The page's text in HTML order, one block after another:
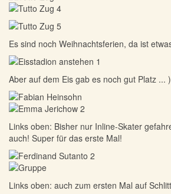
Es sind noch Weihnachtsferien, da ist
Aber auf dem Eis gab es noch gut Platz ... )
Links oben: Bisher nur Inline-Skater
auch! Super für das erste Mal!
Links oben: auch zum ersten Mal auf